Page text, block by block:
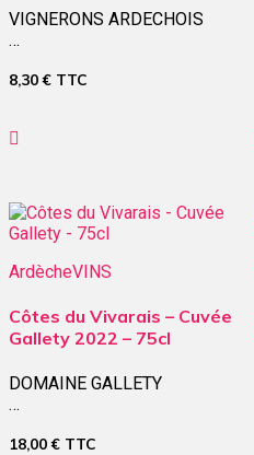
VIGNERONS ARDECHOIS
…
8,30€ TTC
ArdècheVINS
Côtes du Vivarais – Cuvée
Gallety 2022 – 75cl
DOMAINE GALLETY
…
18,00€ TTC